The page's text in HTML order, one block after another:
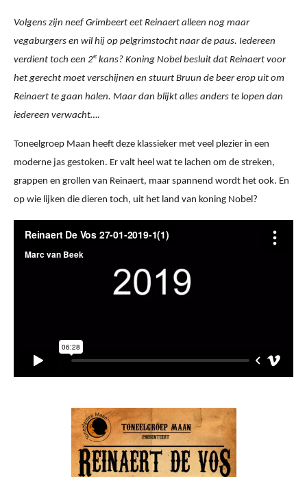
Volgens zijn neef Grimbeert eet Reinaert alleen nog maar
vegaburgers en wil hij op pelgrimstocht naar de paus. Iedereen
verdient toch een 2e kans? Koning Nobel besluit dat Reinaert voor
het gerecht moet verschijnen en stuurt Bruun de beer erop uit om
Reinaert te gaan halen. Maar dan blijkt alles anders te lopen dan
iedereen verwacht….
Toneelgroep Maan heeft deze klassieker met veel plezier in een
moderne jas gestoken. Er valt heel wat te lachen om de streken,
grappen en grollen van Reinaert, maar spannend wordt het ook. En
op wie lijken die dieren toch, uit het land van koning Nobel?